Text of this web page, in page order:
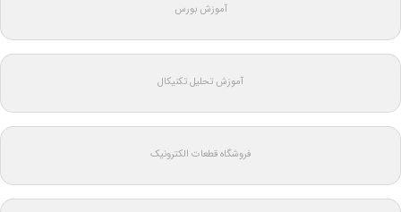
آموزش بورس
آموزش تحلیل تکنیکال
فروشگاه قطعات الکترونیک